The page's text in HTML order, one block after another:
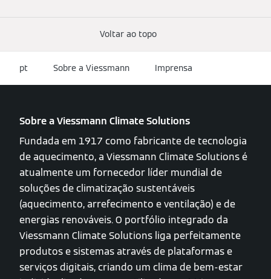
Voltar ao topo
pt Sobre a Viessmann Imprensa
Sobre a Viessmann Climate Solutions
Fundada em 1917 como fabricante de tecnologia
de aquecimento, a Viessmann Climate Solutions é
atualmente um fornecedor líder mundial de
soluções de climatização sustentáveis
(aquecimento, arrefecimento e ventilação) e de
energias renováveis. O portfólio integrado da
Viessmann Climate Solutions liga perfeitamente
produtos e sistemas através de plataformas e
serviços digitais, criando um clima de bem-estar